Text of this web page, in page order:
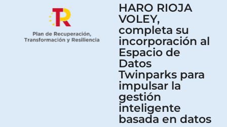
HARO RIOJA
VOLEY,
completa su
incorporación al
Espacio de
Datos
Twinparks para
impulsar la
gestión
inteligente
basada en datos